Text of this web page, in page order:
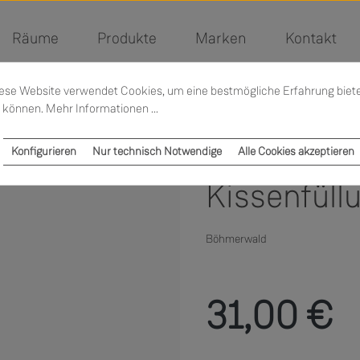
Räume Produkte Marken Kontakt
Böhmerwald
31,00 €
Website verwendet Cookies, um eine bestmögliche Erfahrung
können. Mehr Informationen ...
Nur technisch Notwendige
Konfigurieren Alle Cookies akzeptieren